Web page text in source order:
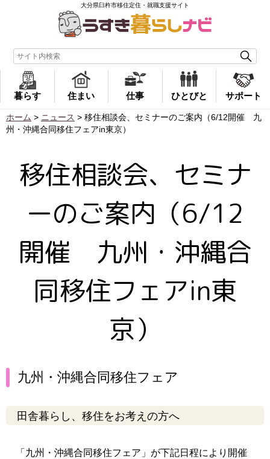
大分県臼杵市移住定住・就職支援サイト
暮らす 住まい 仕事 ひとびと サポート
ホーム > ニュース > 移住相談会、セミナーのご案内（6/12開催 九
州・沖縄合同移住フェアin東京）
移住相談会、セミナ
ーのご案内（6/12
開催 九州・沖縄合
同移住フェアin東
京）
九州・沖縄合同移住フェア
田舎暮らし、移住をお考えの方へ
「九州・沖縄合同移住フェア」が下記日程により開催